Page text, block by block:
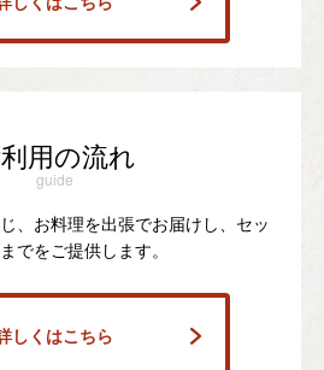
用の流れ
guide
、お料理を出張でお届けし、セッ
でをご提供します。
しくはこちら